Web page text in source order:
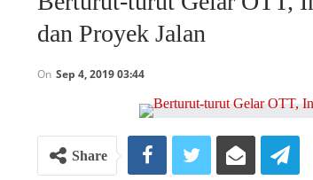
dan Proyek Jalan
On Sep 4, 2019 03:44
Share